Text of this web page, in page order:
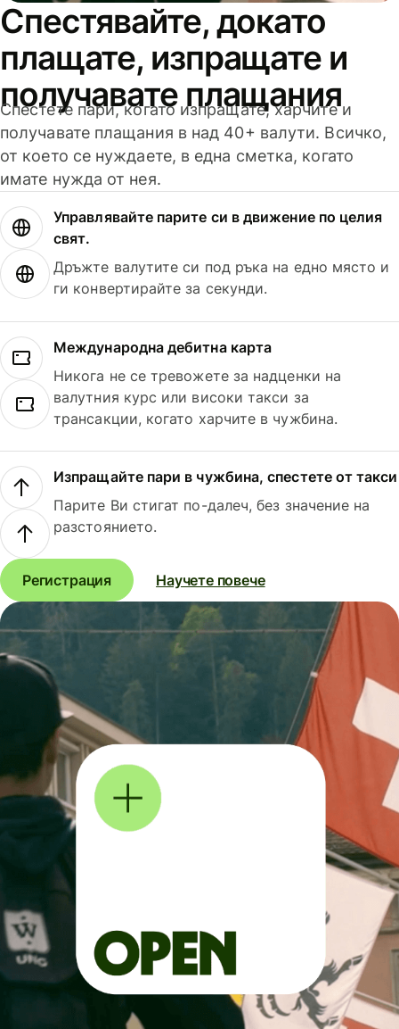
Спестявайте, докато
плащате, изпращате и
получавате плащания
Спестете пари, когато изпращате, харчите и
получавате плащания в над 40+ валути. Всичко,
от което се нуждаете, в една сметка, когато
имате нужда от нея.
Управлявайте парите си в движение по целия
свят.
Дръжте валутите си под ръка на едно място и
ги конвертирайте за секунди.
Международна дебитна карта
Никога не се тревожете за надценки на
валутния курс или високи такси за
трансакции, когато харчите в чужбина.
Изпращайте пари в чужбина, спестете от такси
Парите Ви стигат по-далеч, без значение на
разстоянието.
Регистрация Научете повече